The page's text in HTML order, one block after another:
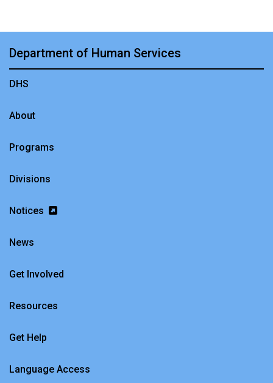
Department of Human Services
DHS
About
Programs
Divisions
Notices
News
Get Involved
Resources
Get Help
Language Access